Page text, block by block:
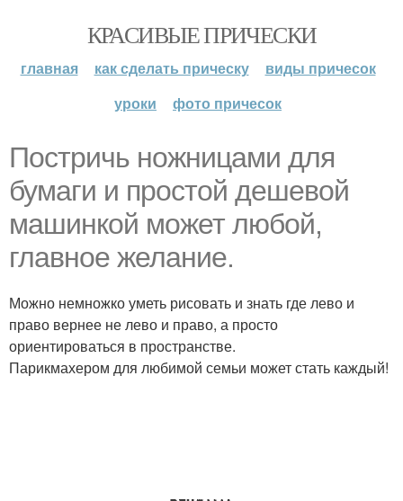
КРАСИВЫЕ ПРИЧЕСКИ
главная как сделать прическу
виды причесок
уроки
фото причесок
Постричь ножницами для
бумаги и простой дешевой
машинкой может любой,
главное желание.
Можно немножко уметь рисовать и знать где лево и
право вернее не лево и право, а просто
ориентироваться в пространстве.
Парикмахером для любимой семьи может стать каждый!